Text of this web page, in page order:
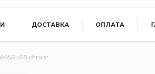
ДОСТАВКА ОПЛАТА
ISIS chrom